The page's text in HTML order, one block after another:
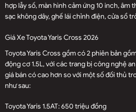
hợp lẫy số, màn hình cảm ứng 10 inch, âm
sạc không dây, ghế lái chỉnh điện, cửa sổ
Giá Xe Toyota Yaris Cross 2026
Toyota Yaris Cross gồm có 2 phiên bản
động cơ 1.5L, với các trang bị công nghệ
giá bán có cao hơn so với một số đối thủ
như sau:
Toyota Yaris 1.5AT: 650 triệu đồng